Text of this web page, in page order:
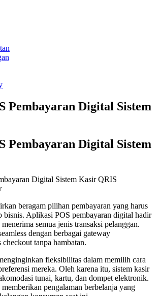
Pembayaran Digital Sistem
Pembayaran Digital Sistem
beragam pilihan pembayaran yang harus
bisnis. Aplikasi POS pembayaran digital hadir
semua jenis transaksi pelanggan.
dengan berbagai gateway
checkout tanpa hambatan.
fleksibilitas dalam memilih cara
mereka. Oleh karena itu, sistem kasir
tunai, kartu, dan dompet elektronik.
pengalaman berbelanja yang